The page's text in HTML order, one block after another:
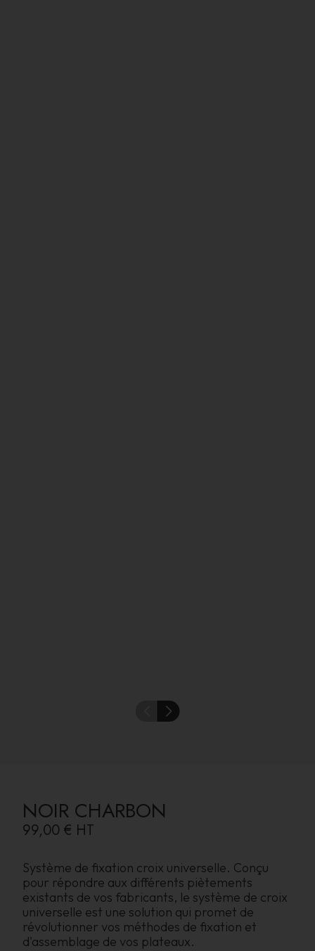
NOIR CHARBON
99,00 € HT
Système de fixation croix universelle. Conçu
pour répondre aux différents piètements
existants de vos fabricants, le système de croix
universelle est une solution qui promet de
révolutionner vos méthodes de fixation et
d'assemblage de vos plateaux.